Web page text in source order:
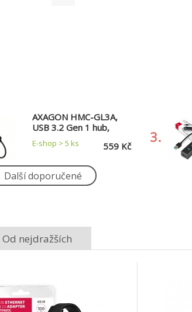
AXAGON HMC-GL3A,
USB 3.2 Gen 1 hub,
porty 3x USB-A +
Gigabit Ethernet,
20cm
E-shop > 5 ks 559 Kč
3.
Další doporučené
Od nejdražších